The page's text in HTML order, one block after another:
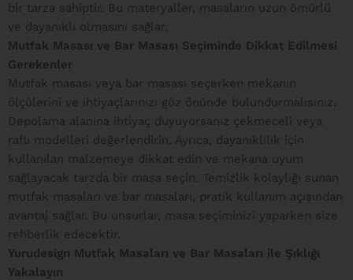
bir tarza sahiptir. Bu materyaller, masaların uzun ömürlü
ve dayanıklı olmasını sağlar.
Mutfak Masası ve Bar Masası Seçiminde Dikkat Edilmesi
Gerekenler
Mutfak masası veya bar masası seçerken mekanın
ölçülerini ve ihtiyaçlarınızı göz önünde bulundurmalısınız.
Depolama alanına ihtiyaç duyuyorsanız çekmeceli veya
raflı modelleri değerlendirin. Ayrıca, dayanıklılık için
kullanılan malzemeye dikkat edin ve mekana uyum
sağlayacak tarzda bir masa seçin. Temizlik kolaylığı sunan
mutfak masaları ve bar masaları, pratik kullanım açısından
avantaj sağlar. Bu unsurlar, masa seçiminizi yaparken size
rehberlik edecektir.
Yurudesign Mutfak Masaları ve Bar Masaları ile Şıklığı
Yakalayın